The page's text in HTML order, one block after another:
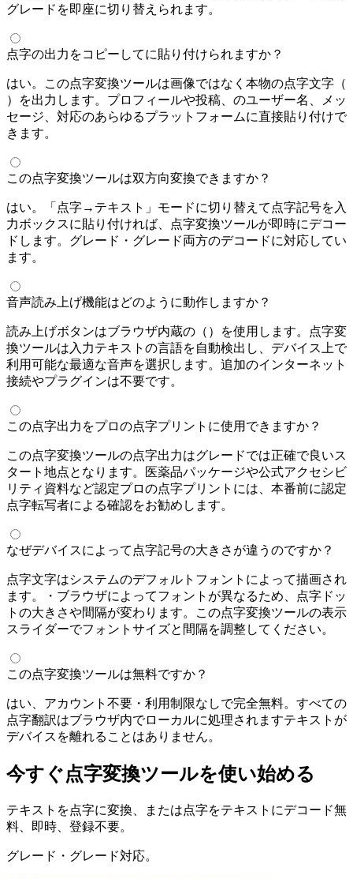
グレードを即座に切り替えられます。
点字の出力をコピーしてSNSに貼り付けられますか？
はい。この点字変換ツールは画像ではなく本物のUnicode点字文字（U+2800–
U+28FF）を出力します。InstagramプロフィールやTwitter/X投稿、Discordのユーザー名、WhatsAppメッ
セージ、Unicode対応のあらゆるプラットフォームに直接貼り付けで
きます。
この点字変換ツールは双方向変換できますか？
はい。「点字→テキスト」モードに切り替えて点字記号を入
力ボックスに貼り付ければ、点字変換ツールが即時にデコー
ドします。グレード1・グレード2両方のデコードに対応してい
ます。
音声読み上げ機能はどのように動作しますか？
読み上げボタンはブラウザ内蔵のWeb Speech API（SpeechSynthesis）を使用します。点字変
換ツールは入力テキストの言語を自動検出し、デバイス上で
利用可能な最適な音声を選択します。追加のインターネット
接続やプラグインは不要です。
この点字出力をプロの点字プリントに使用できますか？
この点字変換ツールのUnicode点字出力はグレード1では正確で良いス
タート地点となります。医薬品パッケージや公式アクセシビ
リティ資料など認定プロの点字プリントには、本番前に認定
点字転写者による確認をお勧めします。
なぜデバイスによって点字記号の大きさが違うのですか？
Unicode点字文字はシステムのデフォルトフォントによって描画され
ます。OS・ブラウザによってフォントが異なるため、点字ドッ
トの大きさや間隔が変わります。この点字変換ツールの表示
スライダーでフォントサイズと間隔を調整してください。
この点字変換ツールは無料ですか？
はい、アカウント不要・利用制限なしで完全無料。すべての
点字翻訳はブラウザ内でローカルに処理されます — テキストが
デバイスを離れることはありません。
今すぐ点字変換ツールを使い始める
テキストを点字に変換、または点字をテキストにデコード — 無
料、即時、登録不要。
グレード1・グレード2 UEB対応。